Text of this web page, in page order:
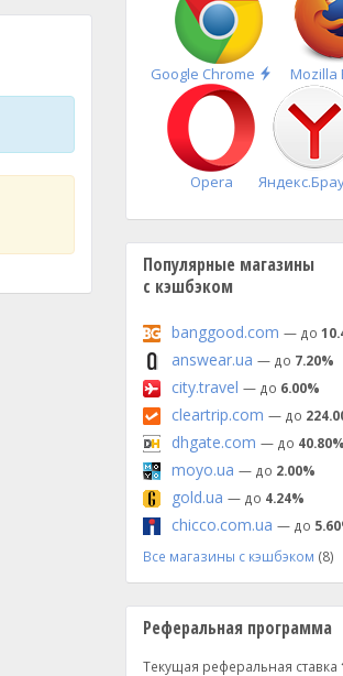
Google Chrome
Быстрая
установка
Mozilla
Opera
Популярные магазины
с кэшбэком
banggood.com — до
answear.ua — до 7.20%
city.travel — до 6.00%
cleartrip.com — до
dhgate.com — до 40.80%
moyo.ua — до 2.00%
gold.ua — до 4.24%
chicco.com.ua — до
Все магазины с кэшбэком (8)
Реферальная программа
Текущая реферальная ставка